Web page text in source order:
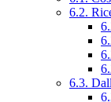
6.2.
6.3.